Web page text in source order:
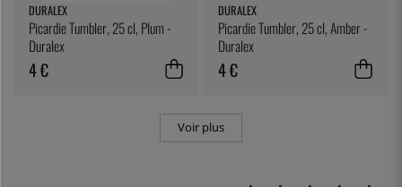
DURALEX
Picardie Tumbler, 25 cl, Plum -
Duralex
4 €
DURALEX
Picardie Tumbler, 25 cl, Amber -
Duralex
4 €
Voir plus